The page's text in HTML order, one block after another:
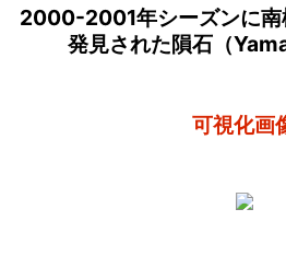
2000-2001年シーズンに南
発見された隕石（
可視化画